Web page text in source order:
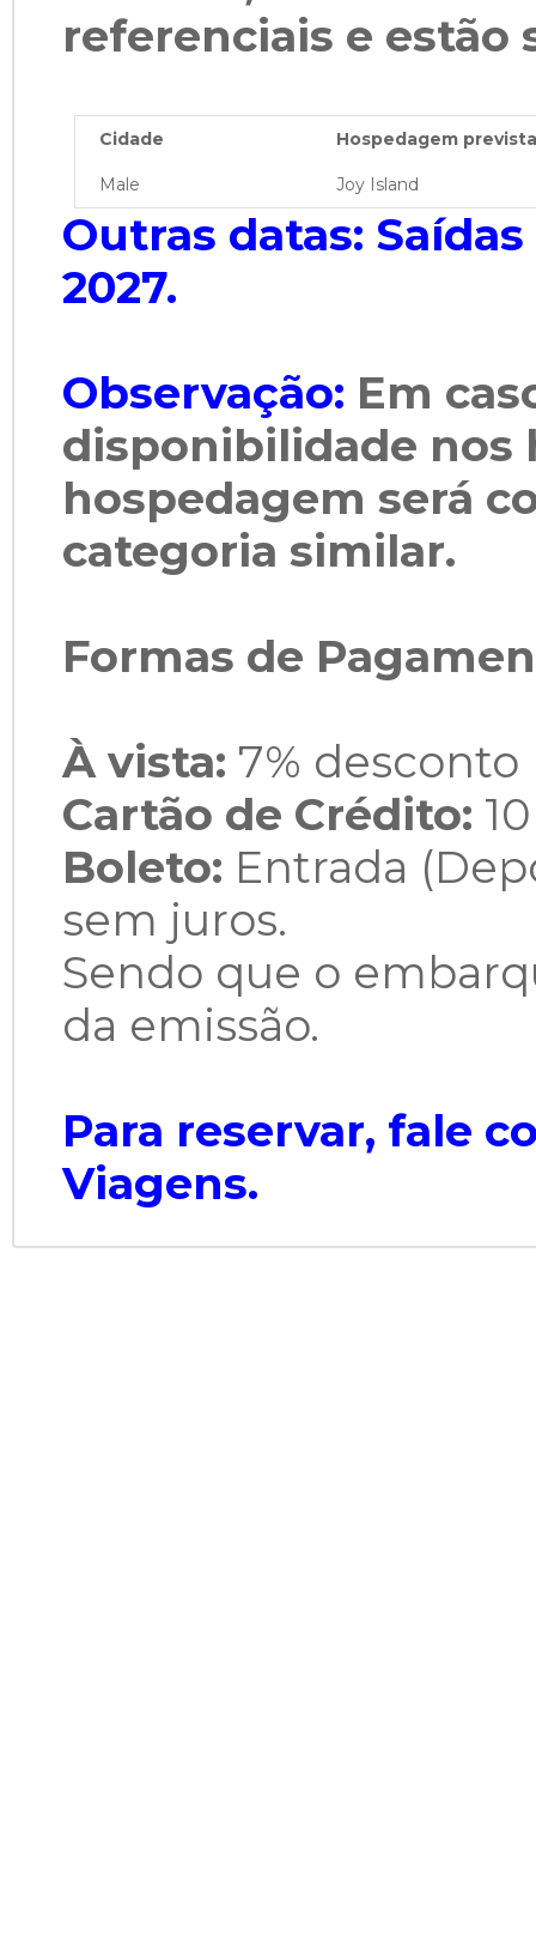
referenciais e estão
Cidade Hospedagem
Male Joy Island
Outras datas:
2027.
Observação: Em
disponibilidade nos
hospedagem será
categoria similar.
Formas de
À vista: 7%
Cartão de Crédito:
Boleto: Entrada
sem juros.
Sendo que o
da emissão.
Para reservar, fale
Viagens.